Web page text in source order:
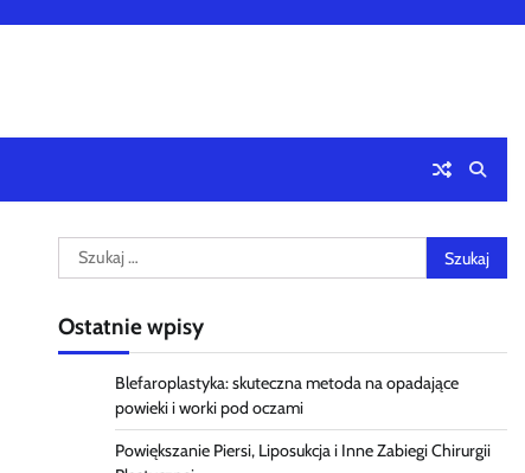
Szukaj:
Ostatnie wpisy
Blefaroplastyka: skuteczna metoda na opadające
powieki i worki pod oczami
Powiększanie Piersi, Liposukcja i Inne Zabiegi Chirurgii